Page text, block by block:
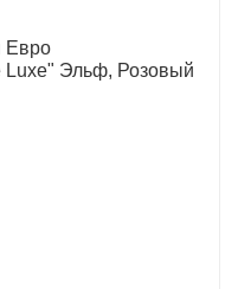
Евро
Luxe" Эльф, Розовый